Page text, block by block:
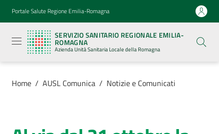
Vai al contenuto
Vai alla navigazione
Vai al footer
Portale Salute Regione Emilia-Romagna
SERVIZIO SANITARIO REGIONALE EMILIA-
ROMAGNA
Azienda Unità Sanitaria Locale della Romagna
Sanitario
Regionale
Emilia-
Romagna
Azienda
Sanitaria
Locale della
Home / AUSL Comunica / Notizie e Comunicati
Salta al contenuto